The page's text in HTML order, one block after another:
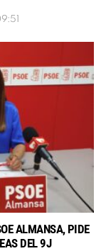
ALMANSA, PIDE
DEL 9J